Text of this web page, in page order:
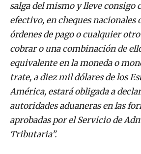
salga del mismo y lleve consigo
efectivo, en cheques nacionales
órdenes de pago o cualquier
cobrar o una combinación de
equivalente en la moneda o
trate, a diez mil dólares de los
América, estará obligada a
autoridades aduaneras en las
aprobadas por el Servicio de
Tributaria”.